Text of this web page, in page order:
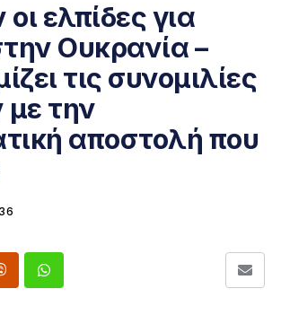
ελπίδες για
Ουκρανία –
τις συνομιλίες
με την
αποστολή που